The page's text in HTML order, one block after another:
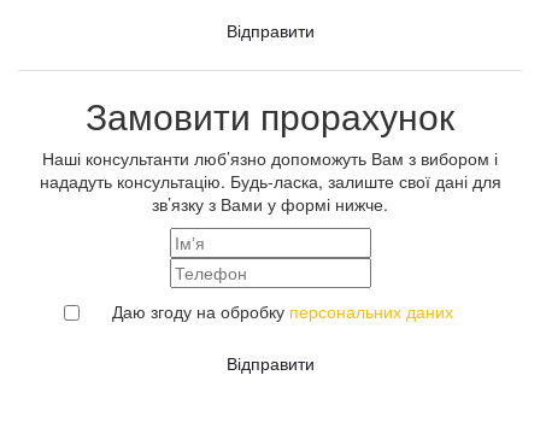
Відправити
Замовити прорахунок
Наші консультанти люб’язно допоможуть Вам з вибором і
нададуть консультацію. Будь-ласка, залиште свої дані для
зв’язку з Вами у формі нижче.
Даю згоду на обробку персональних даних
Відправити